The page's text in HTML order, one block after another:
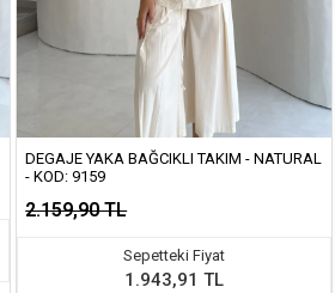
DEGAJE YAKA BAĞCIKLI TAKIM - NATURAL
- KOD: 9159
2.159,90 TL
Sepetteki Fiyat
1.943,91 TL